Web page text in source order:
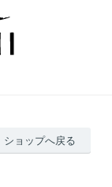
ショップへ戻る